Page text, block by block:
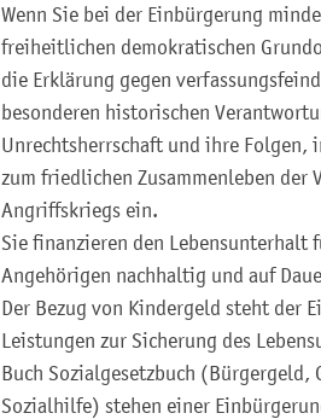
Wenn Sie bei der Einbürgerung
freiheitlichen demokratischen
die Erklärung gegen
besonderen historischen
Unrechtsherrschaft und ihre Folgen,
zum friedlichen Zusammenleben der
Angriffskriegs ein.
Sie finanzieren den
Angehörigen nachhaltig und auf
Der Bezug von Kindergeld steht der
Leistungen zur Sicherung des
Buch Sozialgesetzbuch
Sozialhilfe) stehen einer